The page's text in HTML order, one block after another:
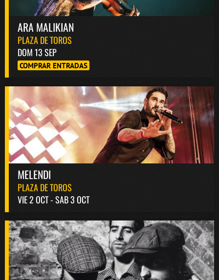
ARA MALIKIAN
PLAZA DE TOROS
DOM 13 SEP
COMPRAR ENTRADAS
MELENDI
PLAZA DE TOROS
VIE 2 OCT - SAB 3 OCT